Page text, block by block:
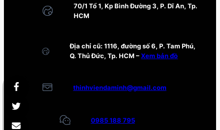
70/1 Tổ 1, Kp Bình Đường 3, P. Dĩ An, Tp.
HCM
Địa chỉ cũ: 1116, đường số 6, P. Tam Phú,
Q. Thủ Đức, Tp. HCM –Xem bản đồ
thinhviendaminh@gmail.com
0985 188 795